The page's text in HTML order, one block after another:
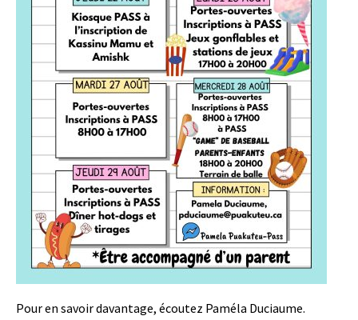
Pour en savoir davantage, écoutez Paméla Duciaume.